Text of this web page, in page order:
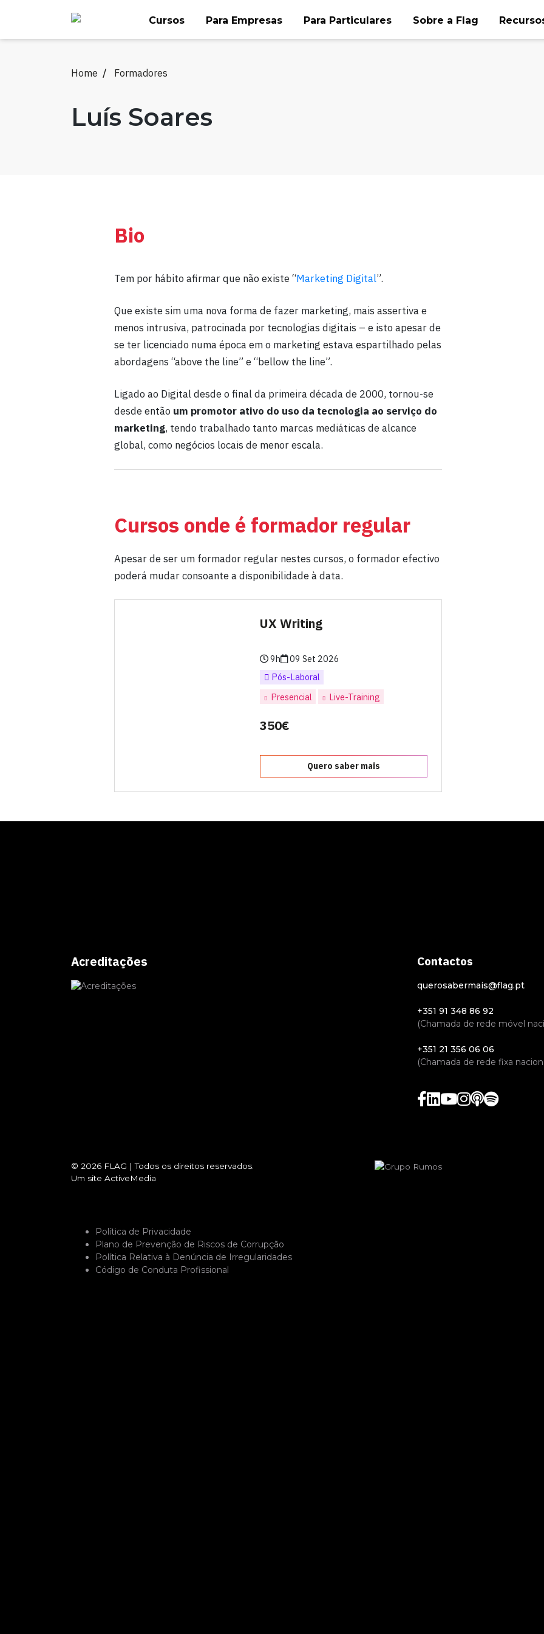
content
Cursos Para Empresas Para Particulares Sobre a Flag
Home Formadores
Luís Soares
Bio
Tem por hábito afirmar que não existe “Marketing Digital”.
Que existe sim uma nova forma de fazer marketing, mais assertiva e
menos intrusiva, patrocinada por tecnologias digitais – e isto apesar de
se ter licenciado numa época em o marketing estava espartilhado pelas
abordagens “above the line” e “bellow the line”.
Ligado ao Digital desde o final da primeira década de 2000, tornou-se
desde então um promotor ativo do uso da tecnologia ao serviço do
marketing, tendo trabalhado tanto marcas mediáticas de alcance
global, como negócios locais de menor escala.
Cursos onde é formador regular
Apesar de ser um formador regular nestes cursos, o formador efectivo
poderá mudar consoante a disponibilidade à data.
UX Writing
9h
09 Set 2026
Pós-Laboral
Presencial
Live-Training
350€
Quero saber mais
Acreditações Contactos
querosabermais@flag.pt
+351 91 348 86 92
(Chamada de rede móvel
+351 21 356 06 06
(Chamada de rede fixa
© 2026 FLAG |Todos os direitos reservados.
Um site ActiveMedia
Política de Privacidade
Plano de Prevenção de Riscos de Corrupção
Política Relativa à Denúncia de Irregularidades
Código de Conduta Profissional